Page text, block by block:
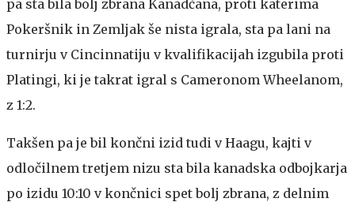
pa sta bila bolj zbrana Kanadčana, proti katerima
Pokeršnik in Zemljak še nista igrala, sta pa lani na
turnirju v Cincinnatiju v kvalifikacijah izgubila proti
Platingi, ki je takrat igral s Cameronom Wheelanom,
z 1:2.
Takšen pa je bil končni izid tudi v Haagu, kajti v
odločilnem tretjem nizu sta bila kanadska odbojkarja
po izidu 10:10 v končnici spet bolj zbrana, z delnim